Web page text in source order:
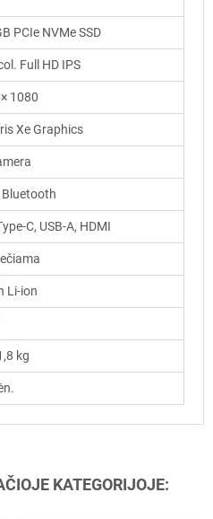
PCIe NVMe SSD
Full HD IPS
1080
Xe Graphics
Bluetooth
C, USB-A, HDMI
Li-ion
kg
KATEGORIJOJE: